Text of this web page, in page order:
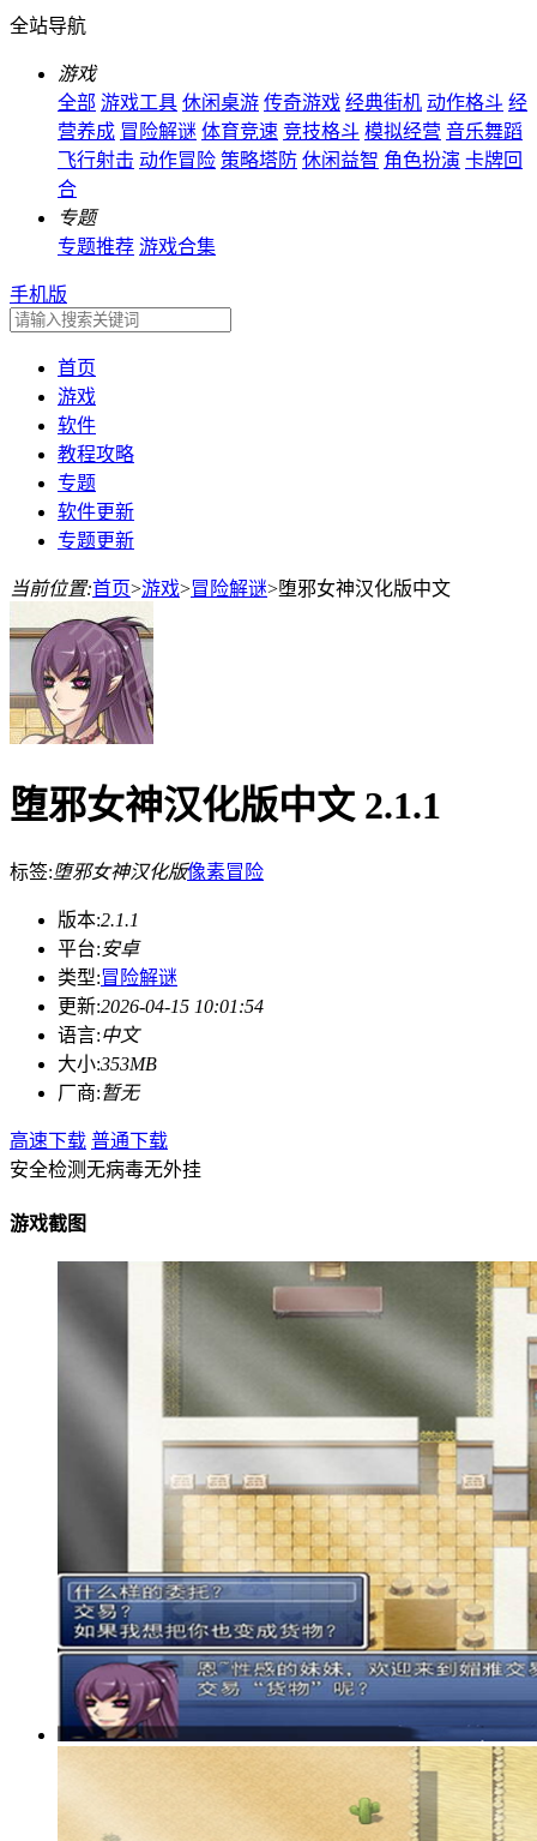
全站导航
游戏
全部 游戏工具 休闲桌游 传奇游戏 经典街机 动作格斗 经
营养成 冒险解谜 体育竞速 竞技格斗 模拟经营 音乐舞蹈
飞行射击 动作冒险 策略塔防 休闲益智 角色扮演 卡牌回
合
专题
专题推荐 游戏合集
手机版
首页
游戏
软件
教程攻略
专题
软件更新
专题更新
当前位置:首页>游戏>冒险解谜>堕邪女神汉化版中文
堕邪女神汉化版中文 2.1.1
标签:堕邪女神汉化版像素冒险
版本:2.1.1
平台:安卓
类型:冒险解谜
更新:2026-04-15 10:01:54
语言:中文
大小:353MB
厂商:暂无
高速下载 普通下载
安全检测无病毒无外挂
游戏截图